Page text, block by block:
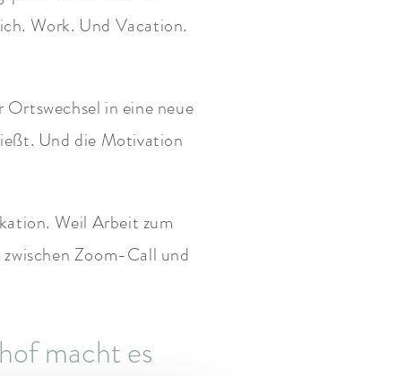
Work. Und Vacation.
Ortswechsel in eine neue
Und die Motivation
Weil Arbeit zum
zwischen Zoom-Call und
macht es